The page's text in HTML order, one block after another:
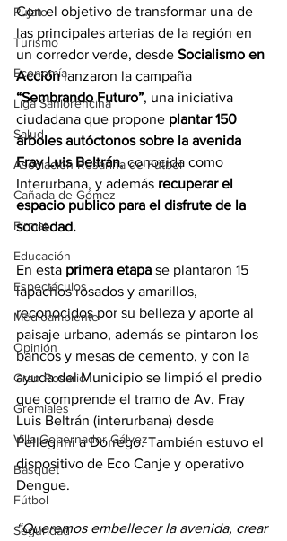
Pujato
Turismo
Economía
Liga Sanlorencina
Salud
Asociación Rosarina de Fútbol
Cañada de Gómez
Firmat
Educación
Espectáculos
Medioambiente
Opinión
Gran Rosario
Gremiales
Villa Gobernador Gálvez
Básquet
Fútbol
Seguridad
Con el objetivo de transformar una de
las principales arterias de la región en
un corredor verde, desde Socialismo en
Acción lanzaron la campaña
“Sembrando Futuro”, una iniciativa
ciudadana que propone plantar 150
árboles autóctonos sobre la avenida
Fray Luis Beltrán, conocida como
Interurbana, y además recuperar el
espacio publico para el disfrute de la
sociedad.
En esta primera etapa se plantaron 15
lapachos rosados y amarillos,
reconocidos por su belleza y aporte al
paisaje urbano, además se pintaron los
bancos y mesas de cemento, y con la
ayuda del Municipio se limpió el predio
que comprende el tramo de Av. Fray
Luis Beltrán (interurbana) desde
Pellegrini a Dorrego. También estuvo el
dispositivo de Eco Canje y operativo
Dengue.
“Queremos embellecer la avenida, crear